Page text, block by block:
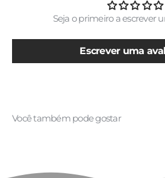
Seja o primeiro a escrever
Escrever uma